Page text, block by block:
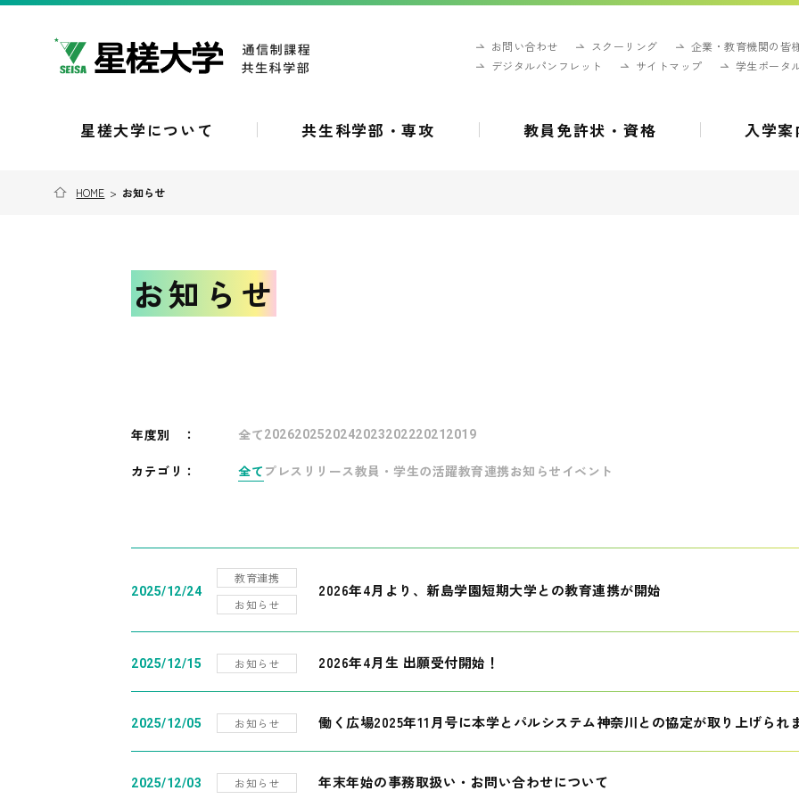
お問い合わせ スクーリング
企業・教育機関の皆
デジタルパンフレット
サイトマップ 学生ポータ
星槎大学について 共生科学部・専攻 教員免許状・資格 入学案
HOME > お知らせ
お知らせ
年度別 ： 全て202620252024202320222021 2019
カテゴリ： 全て プレスリリース教員・学生の活躍教育連携お知らせ イベント
2025/12/24
教育連携
お知らせ
2026年4月より、新島学園短期大学との教育連携が開始
2025/12/15 お知らせ 2026年4月生 出願受付開始！
2025/12/05 お知らせ 働く広場2025年11月号に本学とパルシステム神奈川との協定が取り上げられ
2025/12/03 お知らせ 年末年始の事務取扱い・お問い合わせについて